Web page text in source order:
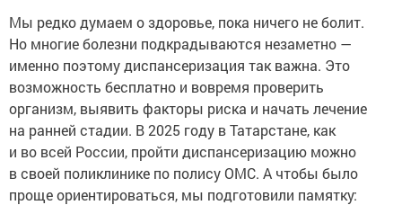
Мы редко думаем о здоровье, пока ничего не болит.
Но многие болезни подкрадываются незаметно —
именно поэтому диспансеризация так важна. Это
возможность бесплатно и вовремя проверить
организм, выявить факторы риска и начать лечение
на ранней стадии. В 2025 году в Татарстане, как
и во всей России, пройти диспансеризацию можно
в своей поликлинике по полису ОМС. А чтобы было
проще ориентироваться, мы подготовили памятку: